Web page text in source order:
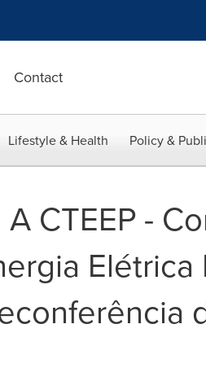
Contact
Lifestyle & Health Policy &
CTEEP -
Elétrica